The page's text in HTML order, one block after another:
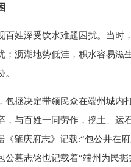
百姓深受饮水难题困扰。当时
；沥湖地势低洼，积水容易
。
包拯决定带领民众在端州城
，与百姓一同劳作，挖土、运
《肇庆府志》记载:“包公井在
墓志铭也记载着“端州为民掘